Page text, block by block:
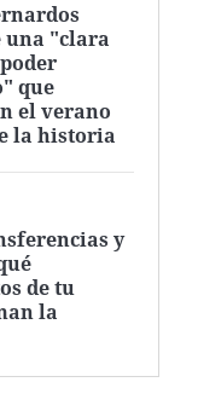
una "clara
que
el verano
la historia
y
de tu
la